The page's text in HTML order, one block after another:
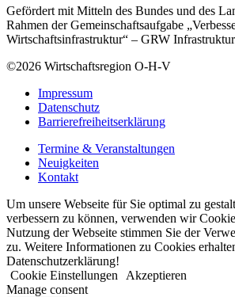
Gefördert mit Mitteln des Bundes und des
Rahmen der Gemeinschaftsaufgabe
Wirtschaftsinfrastruktur“ – GRW
©2026 Wirtschaftsregion O-H-V
Impressum
Datenschutz
Barrierefreiheitserklärung
Termine & Veranstaltungen
Neuigkeiten
Kontakt
Um unsere Webseite für Sie optimal zu
verbessern zu können, verwenden wir
Nutzung der Webseite stimmen Sie der
zu. Weitere Informationen zu Cookies
Datenschutzerklärung!
Cookie Einstellungen
Akzeptieren
Manage consent